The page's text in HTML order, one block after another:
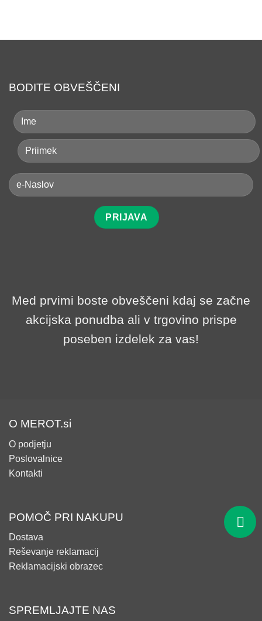
BODITE OBVEŠČENI
Med prvimi boste obveščeni kdaj se začne
akcijska ponudba ali v trgovino prispe
poseben izdelek za vas!
O MEROT.si
O podjetju
Poslovalnice
Kontakti
POMOČ PRI NAKUPU
Dostava
Reševanje reklamacij
Reklamacijski obrazec
SPREMLJAJTE NAS